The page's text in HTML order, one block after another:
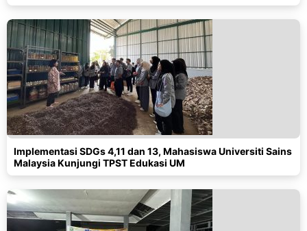
Implementasi SDGs 4,11 dan 13, Mahasiswa Universiti Sains
Malaysia Kunjungi TPST Edukasi UM